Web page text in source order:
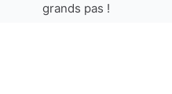
grands pas !